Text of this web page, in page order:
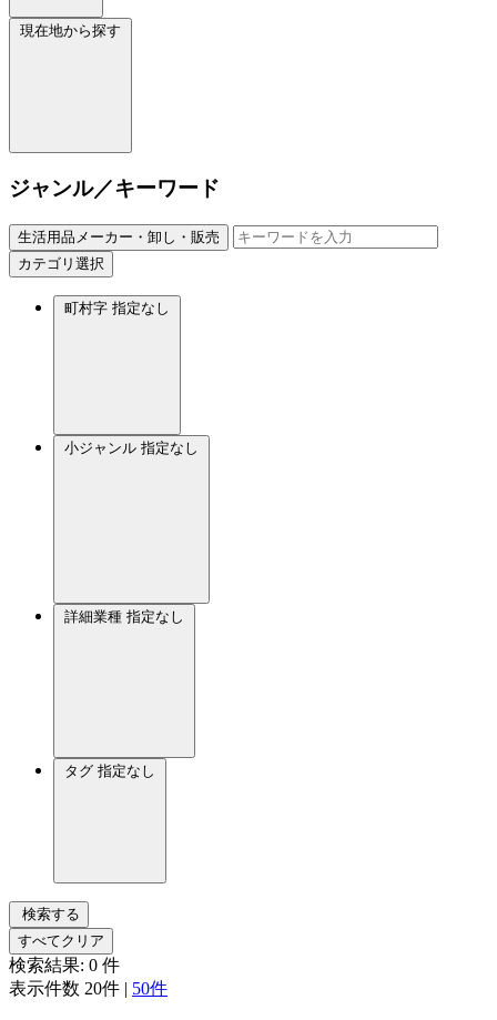
現在地から探す
ジャンル／キーワード
生活用品メーカー・卸し・販売
カテゴリ選択
町村字 指定なし
小ジャンル 指定なし
詳細業種 指定なし
タグ 指定なし
検索する
すべてクリア
検索結果: 0 件
表示件数 20件 | 50件